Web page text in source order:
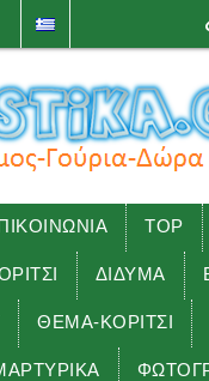
TOP
ΔΙΔΥΜΑ
ΘΕΜΑ-ΚΟΡΙΤΣΙ